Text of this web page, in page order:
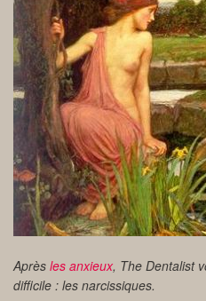
Après les anxieux, The Dentalist
difficile : les narcissiques.